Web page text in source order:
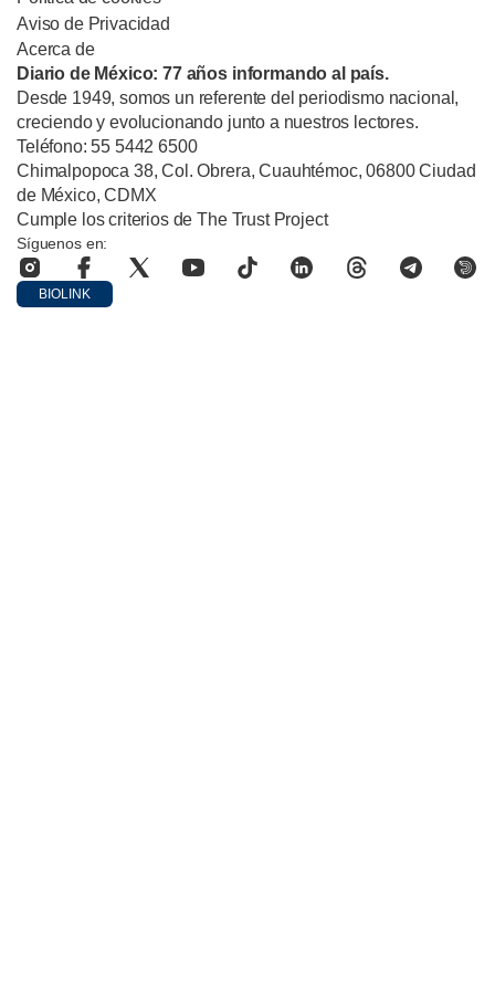
Aviso de Privacidad
Acerca de
Diario de México: 77 años informando al país.
Desde 1949, somos un referente del periodismo nacional,
creciendo y evolucionando junto a nuestros lectores.
Teléfono: 55 5442 6500
Chimalpopoca 38, Col. Obrera, Cuauhtémoc, 06800 Ciudad
de México, CDMX
Cumple los criterios de The Trust Project
Síguenos en:
BIOLINK